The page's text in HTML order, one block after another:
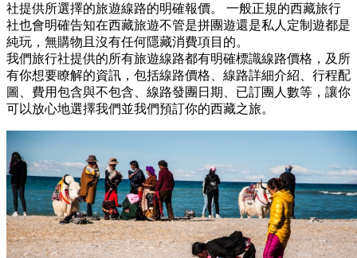
社提供所選擇的旅遊線路的明確報價。 一般正規的西藏旅行
社也會明確告知在西藏旅遊不管是拼團遊還是私人定制遊都是
純玩，無購物且沒有任何隱藏消費項目的。
我們旅行社提供的所有旅遊線路都有明確標識線路價格，及所
有你想要瞭解的資訊，包括線路價格、線路詳細介紹、行程配
圖、費用包含與不包含、線路發團日期、已訂團人數等，讓你
可以放心地選擇我們並我們預訂你的西藏之旅。